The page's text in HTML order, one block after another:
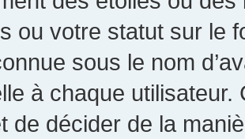
ou votre statut sur le
sous le nom
à chaque utilisateur.
de décider de la